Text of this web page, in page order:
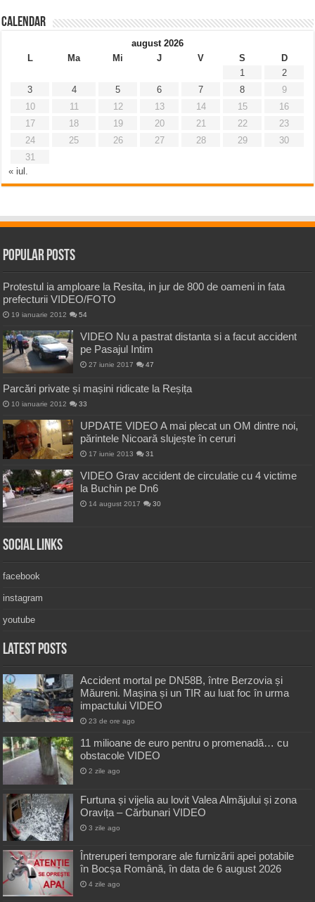
Calendar
august 2026
L
Ma Mi J V S
D
1
2
3
4 5 6 7 8
9
10
11 12 13 14 15
16
17
18 19 20 21 22
23
24
25 26 27 28 29
30
31
« iul.
Popular Posts
Protestul ia amploare la Resita, in jur de 800 de oameni in fata
prefecturii VIDEO/FOTO
19 ianuarie 2012 54
VIDEO Nu a pastrat distanta si a facut accident
pe Pasajul Intim
27 iunie 2017 47
Parcări private și mașini ridicate la Reșița
10 ianuarie 2012 33
UPDATE VIDEO A mai plecat un OM dintre noi,
părintele Nicoară slujește în ceruri
17 iunie 2013 31
VIDEO Grav accident de circulatie cu 4 victime
la Buchin pe Dn6
14 august 2017 30
Social Links
facebook
instagram
youtube
Latest Posts
Accident mortal pe DN58B, între Berzovia și
Măureni. Mașina și un TIR au luat foc în urma
impactului VIDEO
23 de ore ago
11 milioane de euro pentru o promenadă… cu
obstacole VIDEO
2 zile ago
Furtuna și vijelia au lovit Valea Almăjului și zona
Oravița – Cărbunari VIDEO
3 zile ago
Întreruperi temporare ale furnizării apei potabile
în Bocșa Română, în data de 6 august 2026
4 zile ago